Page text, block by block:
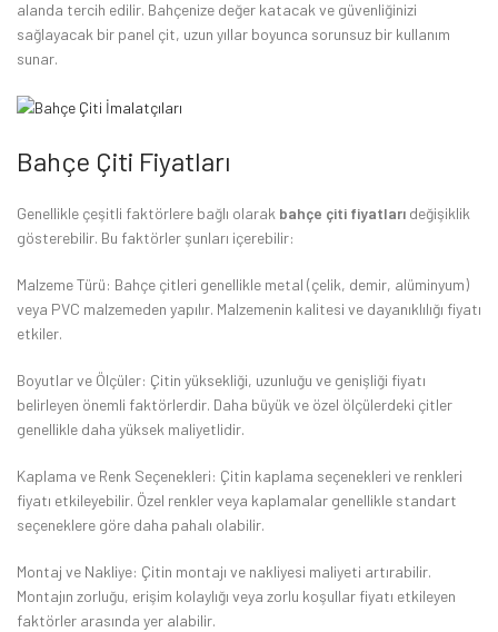
alanda tercih edilir. Bahçenize değer katacak ve güvenliğinizi
sağlayacak bir panel çit, uzun yıllar boyunca sorunsuz bir kullanım
sunar.
Bahçe Çiti Fiyatları
Genellikle çeşitli faktörlere bağlı olarak bahçe çiti fiyatları değişiklik
gösterebilir. Bu faktörler şunları içerebilir:
Malzeme Türü: Bahçe çitleri genellikle metal (çelik, demir, alüminyum)
veya PVC malzemeden yapılır. Malzemenin kalitesi ve dayanıklılığı fiyatı
etkiler.
Boyutlar ve Ölçüler: Çitin yüksekliği, uzunluğu ve genişliği fiyatı
belirleyen önemli faktörlerdir. Daha büyük ve özel ölçülerdeki çitler
genellikle daha yüksek maliyetlidir.
Kaplama ve Renk Seçenekleri: Çitin kaplama seçenekleri ve renkleri
fiyatı etkileyebilir. Özel renkler veya kaplamalar genellikle standart
seçeneklere göre daha pahalı olabilir.
Montaj ve Nakliye: Çitin montajı ve nakliyesi maliyeti artırabilir.
Montajın zorluğu, erişim kolaylığı veya zorlu koşullar fiyatı etkileyen
faktörler arasında yer alabilir.